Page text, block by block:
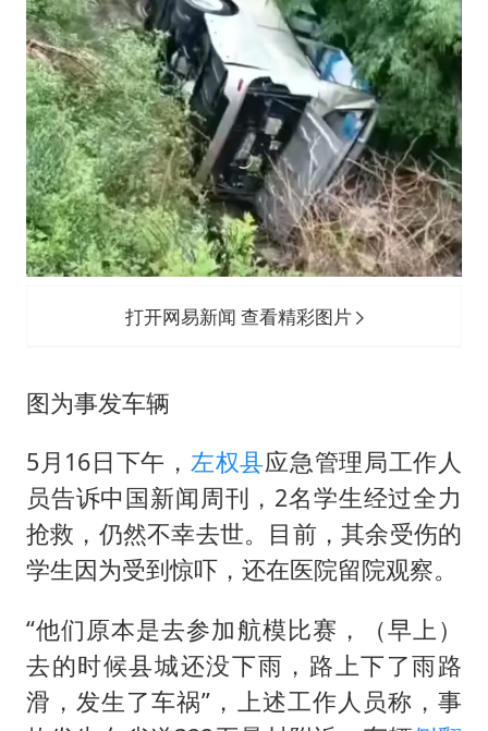
习近平心系体育强国建设
打开网易新闻 查看精彩图片
图为事发车辆
5月16日下午， 左权县应急管理局工作人
员告诉中国新闻周刊，2名学生经过全力
抢救，仍然不幸去世。目前，其余受伤的
学生因为受到惊吓，还在医院留院观察。
“他们原本是去参加航模比赛，（早上）
去的时候县城还没下雨，路上下了雨路
滑，发生了车祸”，上述工作人员称，事